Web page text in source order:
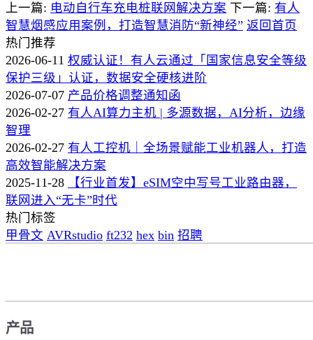
上一篇: 电动自行车充电桩联网解决方案 下一篇: 有人
智慧烟感应用案例，打造智慧消防“新神经” 返回首页
热门推荐
2026-06-11 权威认证！有人云通过「国家信息安全等级
保护三级」认证，数据安全硬核进阶
2026-07-07 产品价格调整通知函
2026-02-27 有人AI算力主机 | 多源数据，AI分析，边缘
智理
2026-02-27 有人工控机｜全场景赋能工业机器人，打造
高效智能解决方案
2025-11-28
【行业首发】eSIM空中写号工业路由器，
联网进入“无卡”时代
热门标签
甲骨文 AVRstudio ft232 hex bin 招聘
产品